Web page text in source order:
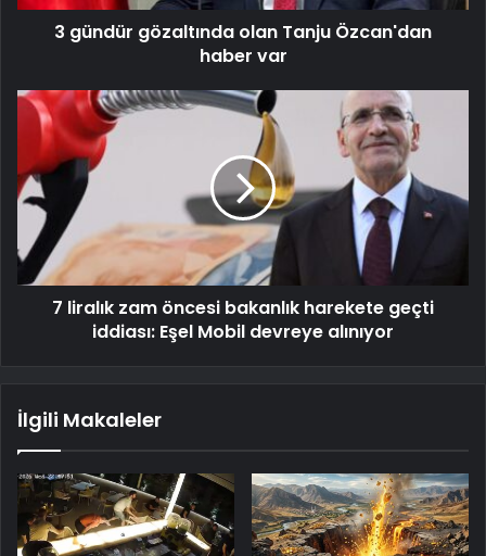
3 gündür gözaltında olan Tanju Özcan'dan
haber var
7 liralık zam öncesi bakanlık harekete geçti
iddiası: Eşel Mobil devreye alınıyor
İlgili Makaleler